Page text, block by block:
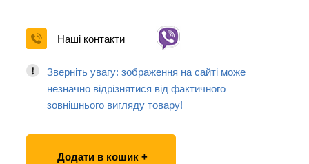
Наші контакти
Зверніть увагу: зображення на сайті може
незначно відрізнятися від фактичного
зовнішнього вигляду товару!
Додати в кошик +